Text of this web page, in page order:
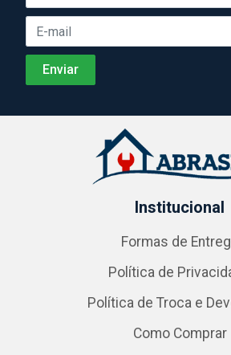
Institucional
Formas de
Política de
Política de Troca e
Como Comprar